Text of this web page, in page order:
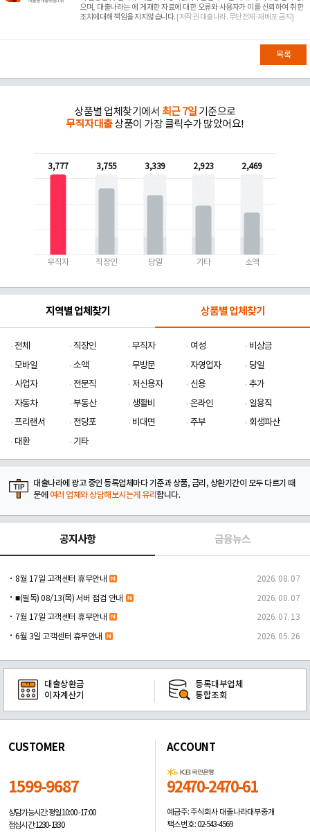
으며, 대출나라는 에 게재한 자료에 대한 오류와 사용자가 이를 신뢰하여 취한
조치에대해 책임을 지지않습니다. [저작권 대출나라. 무단전재-재배포 금지]
목록
상품별 업체찾기에서 최근 7일 기준으로
무직자대출상품이 가장 클릭수가 많았어요!
3,777
무직자
3,755
직장인
3,339
당일
2,923
기타
2,469
소액
지역별 업체찾기 상품별 업체찾기
전체 직장인 무직자 여성
비상금
모바일
소액 무방문 자영업자
당일
사업자
전문직 저신용자 신용
추가
자동차
부동산 생활비 온라인
일용직
프리랜서
전당포 비대면 주부
회생파산
대환
기타
대출나라에 광고 중인 등록업체마다 기준과 상품, 금리, 상환기간이 모두 다르기 때
문에 여러 업체와 상담해보시는게 유리합니다.
공지사항 금융뉴스
8월 17일 고객센터 휴무안내 2026. 08. 07
■(필독) 08/13(목) 서버 점검 안내 2026. 08. 07
7월 17일 고객센터 휴무안내 2026. 07. 13
6월 3일 고객센터 휴무안내 2026. 05. 26
대출상환금
이자계산기
등록대부업체
통합조회
CUSTOMER
1599-9687
상담가능시간: 평일10:00 -17:00
점심시간: 12:30 - 13:30
ACCOUNT
92470-2470-61
예금주: 주식회사 대출나라대부중개
팩스번호: 02-543-4569